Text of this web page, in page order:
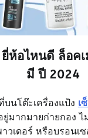
ยี่ห้อไหนดี ล็อค
มี ปี 2024
บนโต๊ะเครื่องแป้ง เ
ยู่มากมายก่ายกอง
าวเดอร์ หรือบรอน